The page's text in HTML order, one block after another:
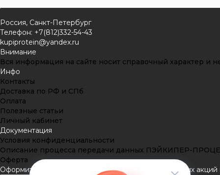
Россия, Санкт-Петербург
Телефон: +7(812)332-54-43
kupiprotein@yandex.ru
Внимание
Вся информация на сайте носит справочный характер и
Инфо
Контакты
Доставка по РФ и СПб
Оплата
Полезные статьи
Личный кабинет
Документация
Условия конфиденциальности
Описание процесса передачи данных ПЭЙКИПЕР-
Оферта
Оформить подписку
Подпишитесь на рассылку наших